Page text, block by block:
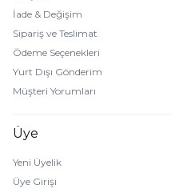
İade & Değişim
Sipariş ve Teslimat
Ödeme Seçenekleri
Yurt Dışı Gönderim
Müşteri Yorumları
Üye
Yeni Üyelik
Üye Girişi